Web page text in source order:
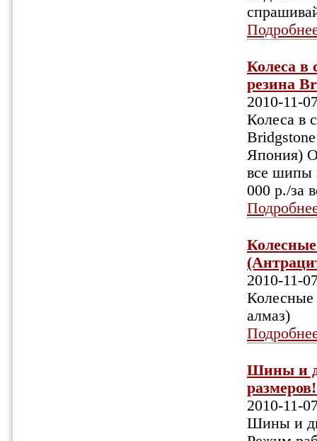
Колеса
резина
2010-11-
Колеса в
Япония)
все шипы
000 р./за
2010-11-
Колесные
алмаз)
Шины и
2010-11-
Шины и